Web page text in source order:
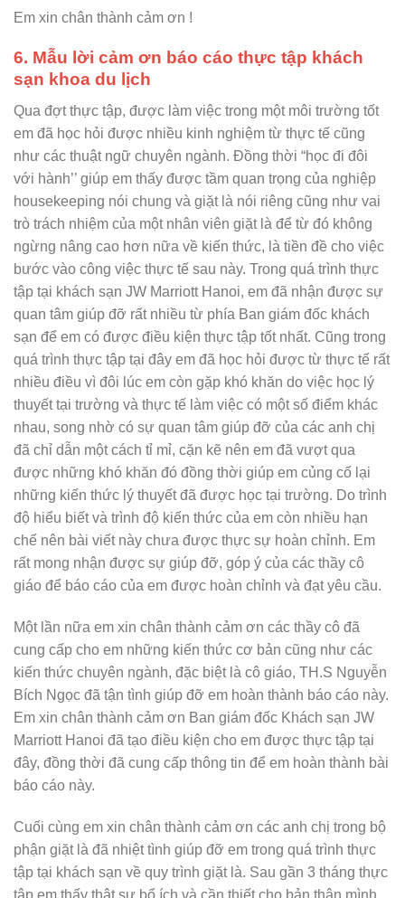
Em xin chân thành cảm ơn !
6. Mẫu lời cảm ơn báo cáo thực tập khách
sạn khoa du lịch
Qua đợt thực tập, được làm việc trong một môi trường tốt
em đã học hỏi được nhiều kinh nghiệm từ thực tế cũng
như các thuật ngữ chuyên ngành. Đồng thời “học đi đôi
với hành’’ giúp em thấy được tầm quan trọng của nghiệp
housekeeping nói chung và giặt là nói riêng cũng như vai
trò trách nhiệm của một nhân viên giặt là để từ đó không
ngừng nâng cao hơn nữa về kiến thức, là tiền đề cho việc
bước vào công việc thực tế sau này. Trong quá trình thực
tập tại khách sạn JW Marriott Hanoi, em đã nhận được sự
quan tâm giúp đỡ rất nhiều từ phía Ban giám đốc khách
sạn để em có được điều kiện thực tập tốt nhất. Cũng trong
quá trình thực tập tại đây em đã học hỏi được từ thực tế rất
nhiều điều vì đôi lúc em còn gặp khó khăn do việc học lý
thuyết tại trường và thực tế làm việc có một số điểm khác
nhau, song nhờ có sự quan tâm giúp đỡ của các anh chị
đã chỉ dẫn một cách tỉ mỉ, cặn kẽ nên em đã vượt qua
được những khó khăn đó đồng thời giúp em củng cố lại
những kiến thức lý thuyết đã được học tại trường. Do trình
độ hiểu biết và trình độ kiến thức của em còn nhiều hạn
chế nên bài viết này chưa được thực sự hoàn chỉnh. Em
rất mong nhận được sự giúp đỡ, góp ý của các thầy cô
giáo để báo cáo của em được hoàn chỉnh và đạt yêu cầu.
Một lần nữa em xin chân thành cảm ơn các thầy cô đã
cung cấp cho em những kiến thức cơ bản cũng như các
kiến thức chuyên ngành, đặc biệt là cô giáo, TH.S Nguyễn
Bích Ngọc đã tận tình giúp đỡ em hoàn thành báo cáo này.
Em xin chân thành cảm ơn Ban giám đốc Khách sạn JW
Marriott Hanoi đã tạo điều kiện cho em được thực tập tại
đây, đồng thời đã cung cấp thông tin để em hoàn thành bài
báo cáo này.
Cuối cùng em xin chân thành cảm ơn các anh chị trong bộ
phận giặt là đã nhiệt tình giúp đỡ em trong quá trình thực
tập tại khách sạn về quy trình giặt là. Sau gần 3 tháng thực
tập em thấy thật sự bổ ích và cần thiết cho bản thân mình.